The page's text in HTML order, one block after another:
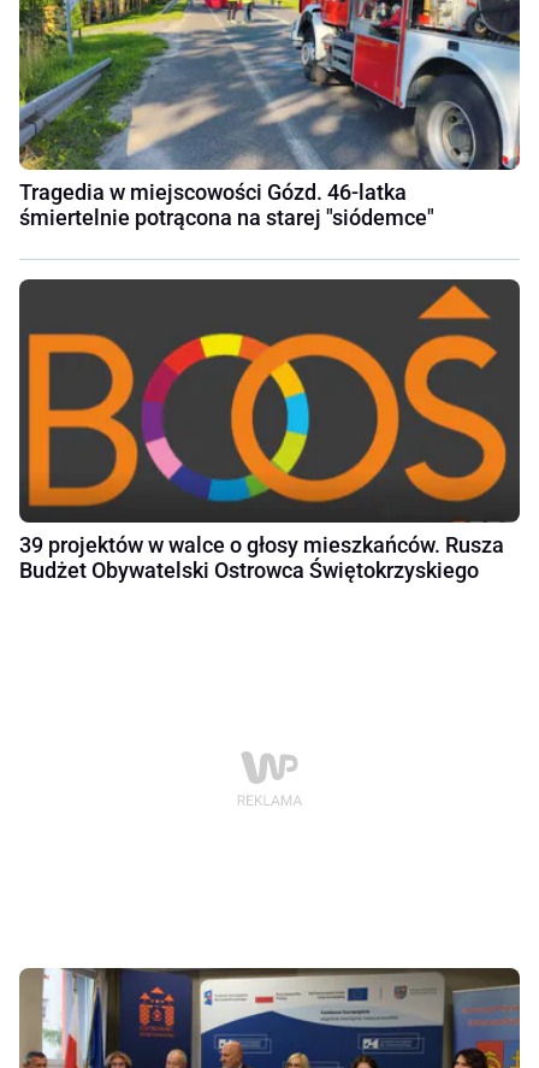
Tragedia w miejscowości Gózd. 46-latka
śmiertelnie potrącona na starej "siódemce"
39 projektów w walce o głosy mieszkańców. Rusza
Budżet Obywatelski Ostrowca Świętokrzyskiego